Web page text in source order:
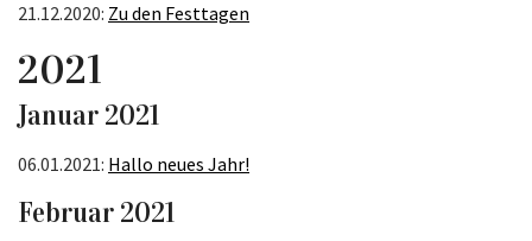
21.12.2020: Zu den Festtagen
2021
Januar 2021
06.01.2021: Hallo neues Jahr!
Februar 2021